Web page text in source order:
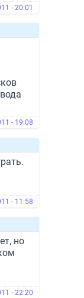
- 20:01
- 19:08
- 11:58
но
- 22:20